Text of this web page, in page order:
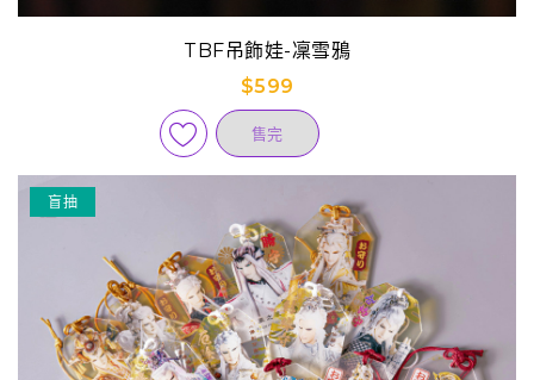
TBF吊飾娃-凜雪鴉
$599
售完
盲抽